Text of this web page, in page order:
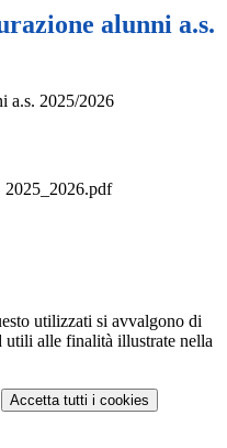
alunni a.s.
a.s. 2025/2026
2025_2026.pdf
utilizzati si avvalgono di
utili alle finalità illustrate nella
Accetta tutti i cookies